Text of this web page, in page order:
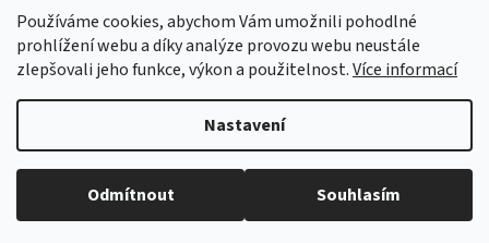
Používáme cookies, abychom Vám umožnili pohodlné
prohlížení webu a díky analýze provozu webu neustále
zlepšovali jeho funkce, výkon a použitelnost.Více informací
Nastavení
Odmítnout Souhlasím
O
v
l
á
d
a
c
í
v
položek celkem
Copyright 2026ESHOPBAZÉNY. Všechna práva vyhrazena.Upravit